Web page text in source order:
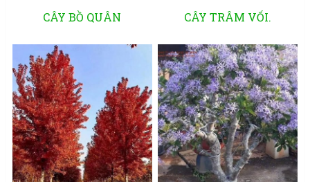
CÂY BỒ QUÂN CÂY TRÂM VỐI.